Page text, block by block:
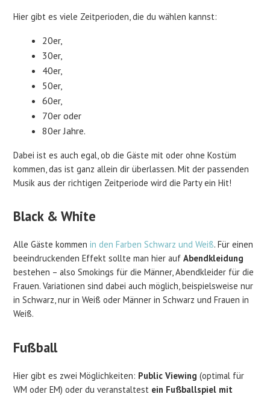
Hier gibt es viele Zeitperioden, die du wählen kannst:
20er,
30er,
40er,
50er,
60er,
70er oder
80er Jahre.
Dabei ist es auch egal, ob die Gäste mit oder ohne Kostüm
kommen, das ist ganz allein dir überlassen. Mit der passenden
Musik aus der richtigen Zeitperiode wird die Party ein Hit!
Black & White
Alle Gäste kommenin den Farben Schwarz und Weiß. Für einen
beeindruckenden Effekt sollte man hier aufAbendkleidung
bestehen – also Smokings für die Männer, Abendkleider für die
Frauen. Variationen sind dabei auch möglich, beispielsweise nur
in Schwarz, nur in Weiß oder Männer in Schwarz und Frauen in
Weiß.
Fußball
Hier gibt es zwei Möglichkeiten: Public Viewing (optimal für
WM oder EM) oder du veranstaltest ein Fußballspiel mit